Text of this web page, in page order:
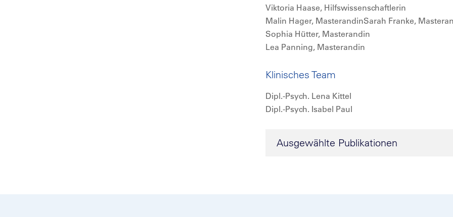
Viktoria Haase, Hilfswissenschaftlerin
Malin Hager, MasterandinSarah Franke,
Sophia Hütter, Masterandin
Lea Panning, Masterandin
Klinisches Team
Dipl.-Psych. Lena Kittel
Dipl.-Psych. Isabel Paul
Ausgewählte Publikationen